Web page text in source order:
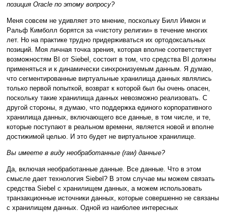
позиция Oracle по этому вопросу?
Меня совсем не удивляет это мнение, поскольку Билл Инмон и
Ральф Кимболл борятся за «чистоту религии» в течение многих
лет. Но на практике трудно придерживаться их ортодоксальных
позиций. Моя личная точка зрения, которая вполне соответствует
возможностям BI от Siebel, состоит в том, что средства BI должны
применяться и к динамически синхронизуемым данным. Я думаю,
что сегментированные виртуальные хранилища данных являлись
только первой попыткой, возврат к которой был бы очень опасен,
поскольку такие хранилища данных невозможно реализовать. С
другой стороны, я думаю, что поддержка единого корпоративного
хранилища данных, включающего все данные, в том числе, и те,
которые поступают в реальном времени, является новой и вполне
достижимой целью. И это будет не виртуальное хранилище.
Вы имеете в виду необработанные (raw) данные?
Да, включая необработанные данные. Все данные. Что в этом
смысле дает технология Siebel? В этом случае мы можем связать
средства Siebel c хранилищем данных, а можем использовать
транзакционные источники данных, которые совершенно не связаны
с хранилищем данных. Одной из наиболее интересных